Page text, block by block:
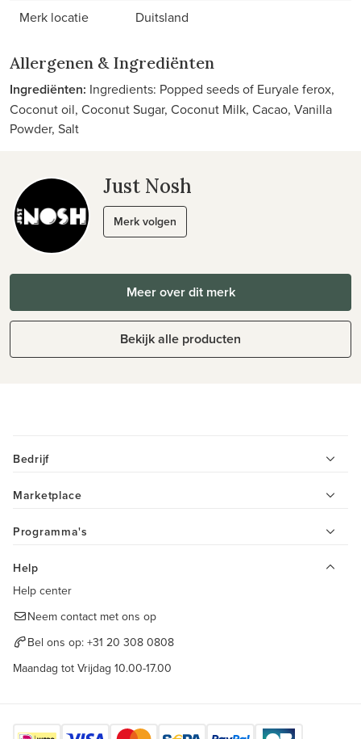
Merk locatie
Duitsland
Allergenen & Ingrediënten
Ingrediënten: Ingredients: Popped seeds of Euryale ferox,
Coconut oil, Coconut Sugar, Coconut Milk, Cacao, Vanilla
Powder, Salt
Just Nosh
Merk volgen
Meer over dit merk
Bekijk alle producten
Bedrijf
Marketplace
Programma's
Help
Help center
Neem contact met ons op
Bel ons op: +31 20 308 0808
Maandag tot Vrijdag 10.00-17.00